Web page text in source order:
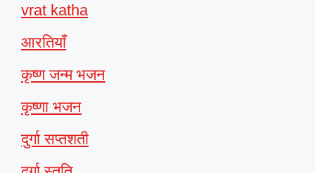
vrat katha
आरतियाँ
कृष्ण जन्म भजन
कृष्णा भजन
दुर्गा सप्तशती